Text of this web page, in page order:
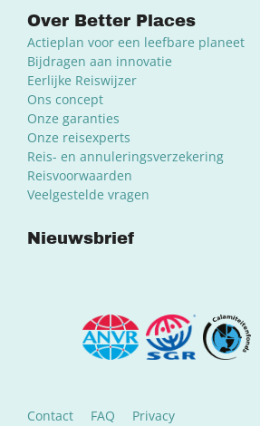
Over Better Places
Actieplan voor een leefbare planeet
Bijdragen aan innovatie
Eerlijke Reiswijzer
Ons concept
Onze garanties
Onze reisexperts
Reis- en annuleringsverzekering
Reisvoorwaarden
Veelgestelde vragen
Nieuwsbrief
Contact FAQ Privacy